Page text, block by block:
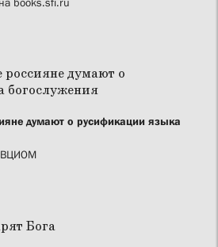
думают о русификации языка
ВЦИОМ